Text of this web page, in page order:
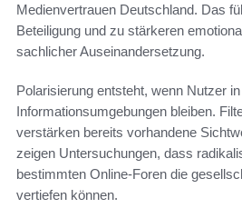
Medienvertrauen Deutschland. Das
Beteiligung und zu stärkeren
sachlicher Auseinandersetzung.
Polarisierung entsteht, wenn Nutzer
Informationsumgebungen bleiben.
verstärken bereits vorhandene
zeigen Untersuchungen, dass
bestimmten Online-Foren die
vertiefen können.